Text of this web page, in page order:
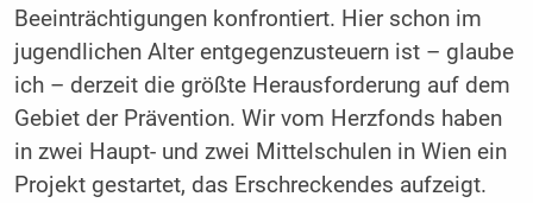
Beeinträchtigungen konfrontiert. Hier schon im
jugendlichen Alter entgegenzusteuern ist – glaube
ich – derzeit die größte Herausforderung auf dem
Gebiet der Prävention. Wir vom Herzfonds haben
in zwei Haupt- und zwei Mittelschulen in Wien ein
Projekt gestartet, das Erschreckendes aufzeigt.